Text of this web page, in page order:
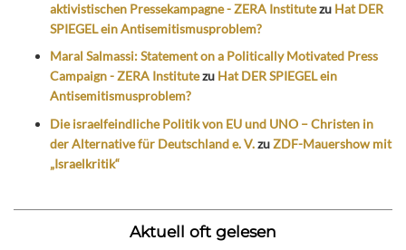
aktivistischen Pressekampagne - ZERA Institutezu Hat DER
SPIEGEL ein Antisemitismusproblem?
Maral Salmassi: Statement on a Politically Motivated Press
Campaign - ZERA Institutezu Hat DER SPIEGEL ein
Antisemitismusproblem?
Die israelfeindliche Politik von EU und UNO – Christen in
der Alternative für Deutschland e. V.zuZDF-Mauershow mit
„Israelkritik“
Aktuell oft gelesen